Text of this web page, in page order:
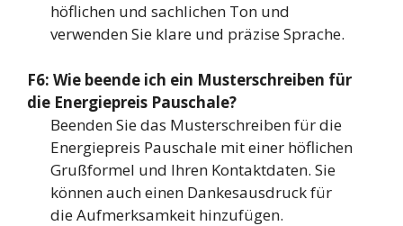
höflichen und sachlichen Ton und
verwenden Sie klare und präzise Sprache.
F6: Wie beende ich ein Musterschreiben für
die Energiepreis Pauschale?
Beenden Sie das Musterschreiben für die
Energiepreis Pauschale mit einer höflichen
Grußformel und Ihren Kontaktdaten. Sie
können auch einen Dankesausdruck für
die Aufmerksamkeit hinzufügen.